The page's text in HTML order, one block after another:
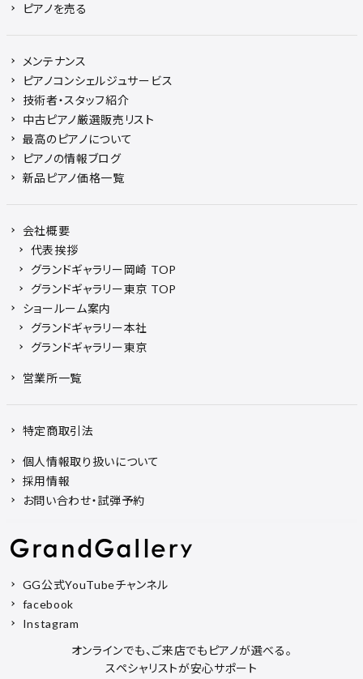
ピアノを売る
メンテナンス
ピアノコンシェルジュサービス
技術者・スタッフ紹介
中古ピアノ厳選販売リスト
最高のピアノについて
ピアノの情報ブログ
新品ピアノ価格一覧
会社概要
代表挨拶
グランドギャラリー岡崎 TOP
グランドギャラリー東京 TOP
ショールーム案内
グランドギャラリー本社
グランドギャラリー東京
営業所一覧
特定商取引法
個人情報取り扱いについて
採用情報
お問い合わせ・試弾予約
GG公式YouTubeチャンネル
facebook
Instagram
オンラインでも、ご来店でもピアノが選べる。
スペシャリストが安心サポート